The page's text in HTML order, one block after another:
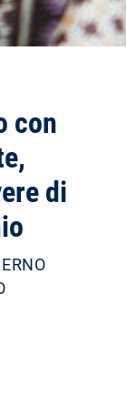
con
di